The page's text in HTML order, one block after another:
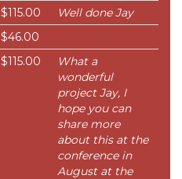
$115.00
Well done Jay
$46.00
$115.00
What a
wonderful
project Jay, I
hope you can
share more
about this at the
conference in
August at the